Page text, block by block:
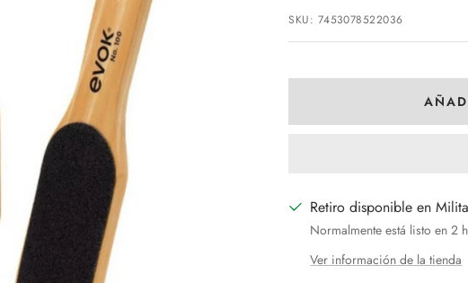
de
venta
SKU: 7453078522036
Retiro disponible en
Normalmente está listo en 2
Ver información de la tienda